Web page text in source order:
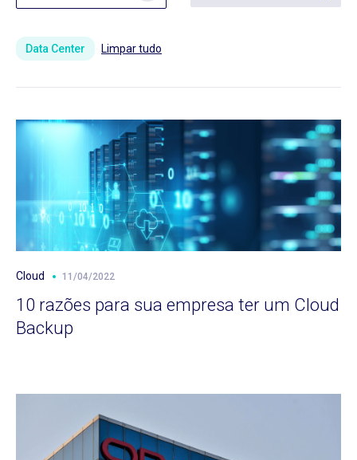
Data Center Limpar tudo
Cloud 11/04/2022
10 razões para sua empresa ter um Cloud
Backup